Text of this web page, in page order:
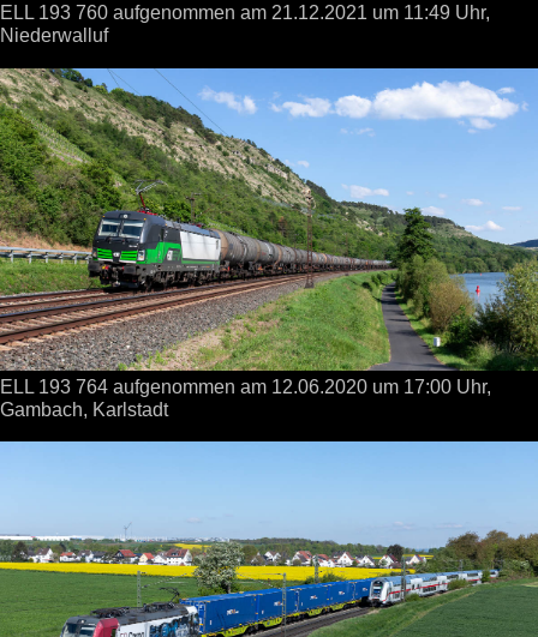
ELL 193 760 aufgenommen am 21.12.2021 um 11:49 Uhr,
Niederwalluf
ELL 193 764 aufgenommen am 12.06.2020 um 17:00 Uhr,
Gambach, Karlstadt